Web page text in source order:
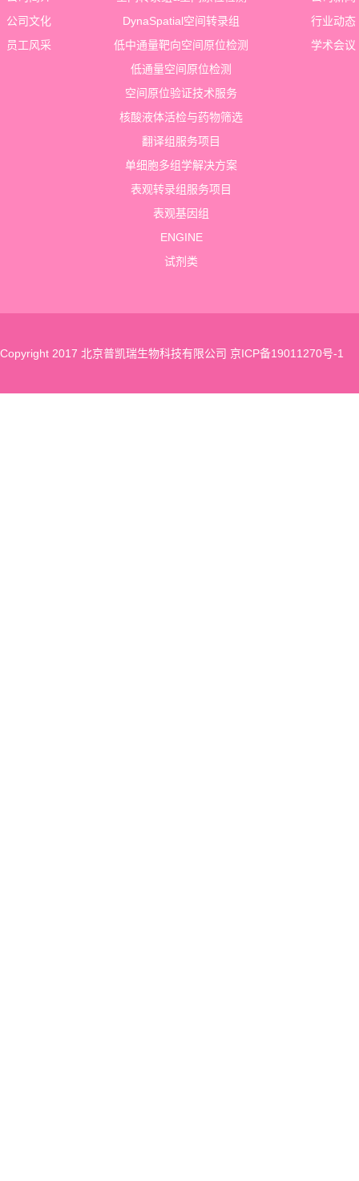
公司文化
员工风采
DynaSpatial空间转录组
低中通量靶向空间原位检测
低通量空间原位检测
空间原位验证技术服务
核酸液体活检与药物筛选
翻译组服务项目
单细胞多组学解决方案
表观转录组服务项目
表观基因组
ENGINE
试剂类
行业动态
学术会议
Copyright 2017 北京普凯瑞生物科技有限公司 京ICP备19011270号-1